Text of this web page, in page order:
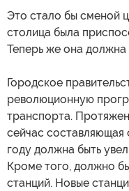
Это стало бы сменой
столица была
Теперь же она должна
Городское
революционную
транспорта.
сейчас
году должна быть
Кроме того, должно
станций. Новые